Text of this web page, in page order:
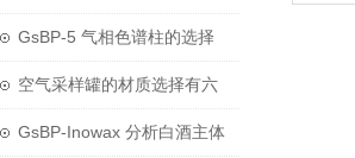
GsBP-5 气相色谱柱的选择
与处理方式
空气采样罐的材质选择有六
点讲究
GsBP-Inowax 分析白酒主体